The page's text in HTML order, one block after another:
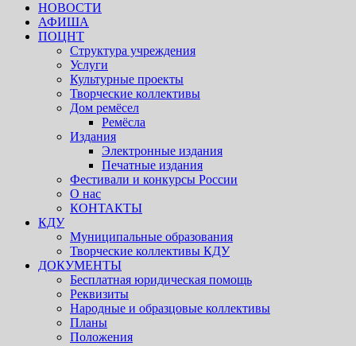
НОВОСТИ
АФИША
ПОЦНТ
Структура учреждения
Услуги
Культурные проекты
Творческие коллективы
Дом ремёсел
Ремёсла
Издания
Электронные издания
Печатные издания
Фестивали и конкурсы России
О нас
КОНТАКТЫ
КДУ
Муниципальные образования
Творческие коллективы КДУ
ДОКУМЕНТЫ
Бесплатная юридическая помощь
Реквизиты
Народные и образцовые коллективы
Планы
Положения